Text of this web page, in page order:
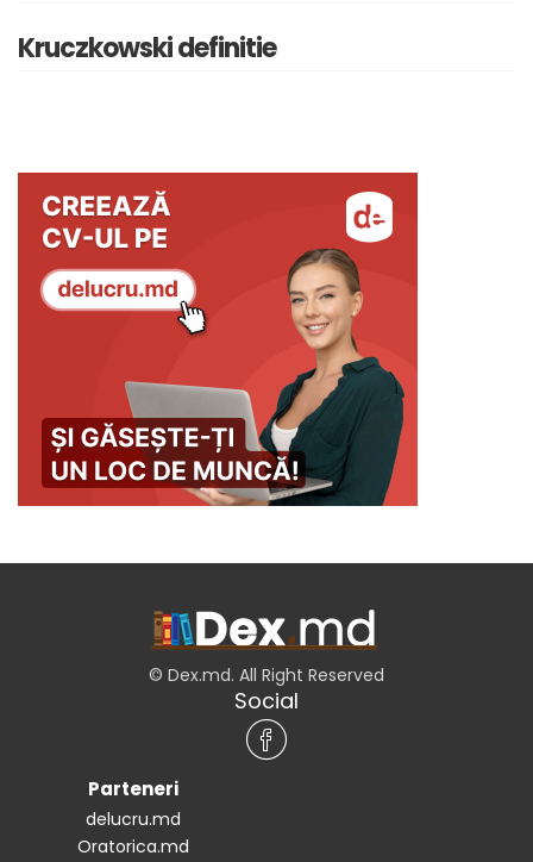
Kruczkowski definitie
© Dex.md. All Right Reserved
Social
Parteneri
delucru.md
Oratorica.md